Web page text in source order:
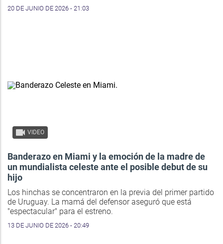
20 DE JUNIO DE 2026 - 21:03
VIDEO
Banderazo en Miami y la emoción de la madre de
un mundialista celeste ante el posible debut de su
hijo
Los hinchas se concentraron en la previa del primer partido
de Uruguay. La mamá del defensor aseguró que está
"espectacular" para el estreno.
13 DE JUNIO DE 2026 - 20:49